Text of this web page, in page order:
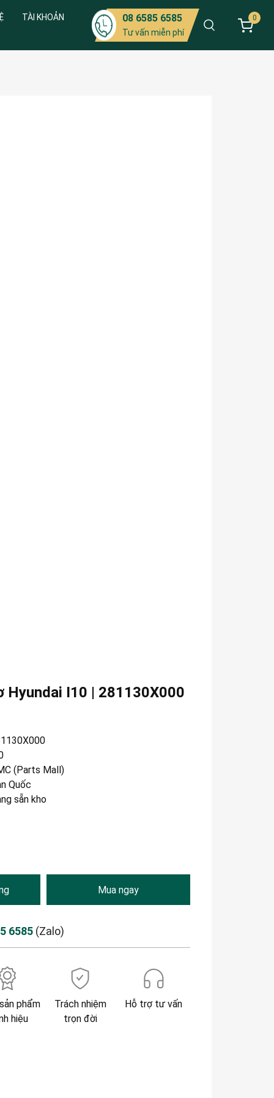
TÀI KHOẢN 08 6585 6585
Tư vấn miễn phí
0
Hyundai I10 | 281130X000
(Parts Mall)
Quốc
sẵn kho
Mua ngay
6585 (Zalo)
phẩm
hiệu
Trách nhiệm
trọn đời
Hỗ trợ tư vấn